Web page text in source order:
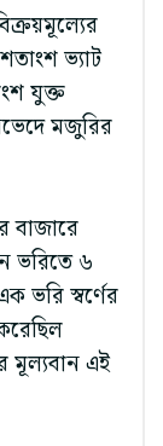
ভ্যাট
যুক্ত
মজুরির
ভরিতে ৬
ভরি স্বর্ণের
মূল্যবান এই